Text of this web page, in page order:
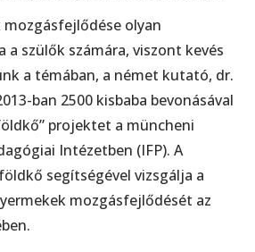
mozgásfejlődése olyan
szülők számára, viszont kevés
a témában, a német kutató, dr.
ban 2500 kisbaba bevonásával
projektet a müncheni
Intézetben (IFP). A
segítségével vizsgálja a
mozgásfejlődését az